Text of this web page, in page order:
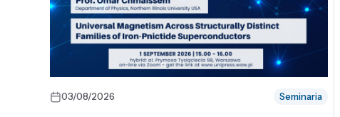
03/08/2026 Seminaria